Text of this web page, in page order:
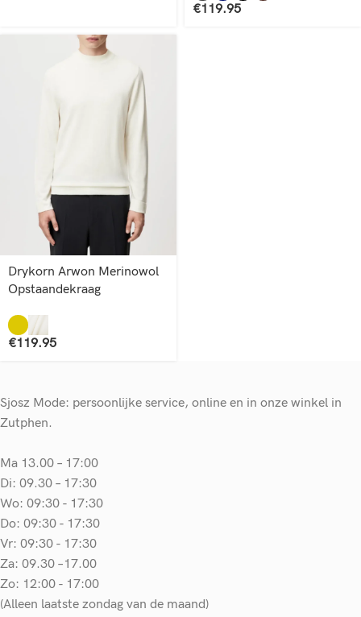
€119.95
Drykorn Arwon Merinowol
Opstaandekraag
€119.95
Sjosz Mode: persoonlijke service, online en in onze winkel in
Zutphen.
Ma 13.00 – 17:00
Di: 09.30 – 17:30
Wo: 09:30 - 17:30
Do: 09:30 - 17:30
Vr: 09:30 - 17:30
Za: 09.30 –17.00
Zo: 12:00 - 17:00
(Alleen laatste zondag van de maand)